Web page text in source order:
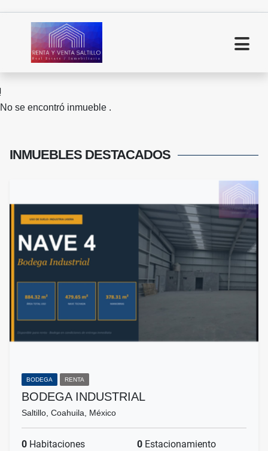
No se encontró inmueble .
INMUEBLES DESTACADOS
BODEGA RENTA
BODEGA INDUSTRIAL
Saltillo, Coahuila, México
0 Habitaciones 0 Estacionamiento